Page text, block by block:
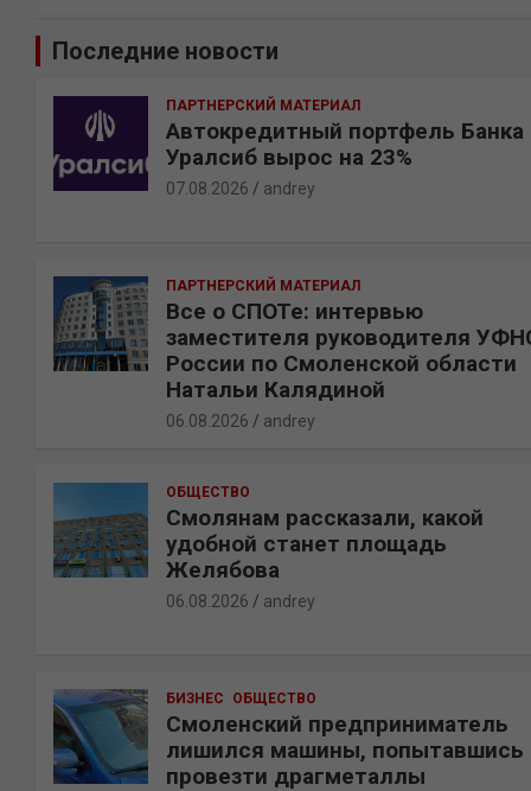
Последние новости
ПАРТНЕРСКИЙ МАТЕРИАЛ
Автокредитный портфель Банка
Уралсиб вырос на 23%
07.08.2026 andrey
ПАРТНЕРСКИЙ МАТЕРИАЛ
Все о СПОТе: интервью
заместителя руководителя
России по Смоленской области
Натальи Калядиной
06.08.2026 andrey
ОБЩЕСТВО
Смолянам рассказали, какой
удобной станет площадь
Желябова
06.08.2026 andrey
БИЗНЕС ОБЩЕСТВО
Смоленский предприниматель
лишился машины, попытавшись
провезти драгметаллы